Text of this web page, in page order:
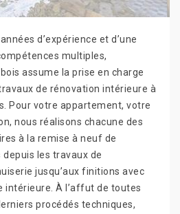
d’expérience et d’une
multiples,
assume la prise en charge
de rénovation intérieure à
Pour votre appartement, votre
nous réalisons chacune des
à la remise à neuf de
les travaux de
jusqu’aux finitions avec
intérieure. À l’affut de toutes
procédés techniques,